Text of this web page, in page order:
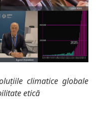
climatice globale
etică